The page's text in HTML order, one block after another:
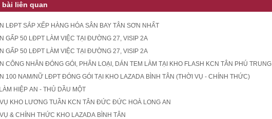
bài liên quan
LĐPT SẮP XẾP HÀNG HÓA SÂN BAY TÂN SƠN NHẤT
GẤP 50 LĐPT LÀM VIỆC TẠI ĐƯỜNG 27, VISIP 2A
GẤP 50 LĐPT LÀM VIỆC TẠI ĐƯỜNG 27, VISIP 2A
CÔNG NHÂN ĐÓNG GÓI, PHÂN LOẠI, DÁN TEM LÀM TẠI KHO FLASH KCN TÂN PHÚ TRUNG
100 NAM/NỮ LĐPT ĐÓNG GÓI TẠI KHO LAZADA BÌNH TÂN (THỜI VỤ - CHÍNH THỨC)
HIỆP AN - THỦ DẦU MỘT
KHO LƯƠNG TUẦN KCN TÂN ĐỨC ĐỨC HOÀ LONG AN
& CHÍNH THỨC KHO LAZADA BÌNH TÂN